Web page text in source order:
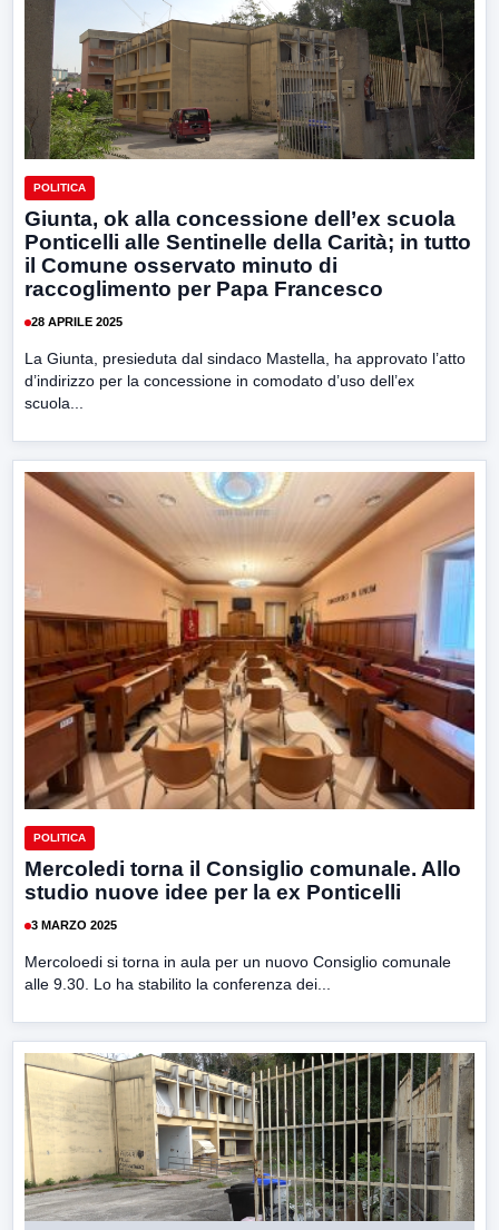
POLITICA
Giunta, ok alla concessione dell’ex scuola
Ponticelli alle Sentinelle della Carità; in tutto
il Comune osservato minuto di
raccoglimento per Papa Francesco
28 APRILE 2025
La Giunta, presieduta dal sindaco Mastella, ha approvato l’atto
d’indirizzo per la concessione in comodato d’uso dell’ex
scuola...
POLITICA
Mercoledi torna il Consiglio comunale. Allo
studio nuove idee per la ex Ponticelli
3 MARZO 2025
Mercoloedi si torna in aula per un nuovo Consiglio comunale
alle 9.30. Lo ha stabilito la conferenza dei...